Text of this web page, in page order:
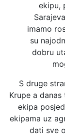
ekipu,
imamo
su
dobru
S druge
Krupe a
ekipa
ekipama uz
dati sve